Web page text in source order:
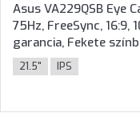
Asus VA229QSB Eye
75Hz, FreeSync, 16:9,
garancia, Fekete
21.5" IPS